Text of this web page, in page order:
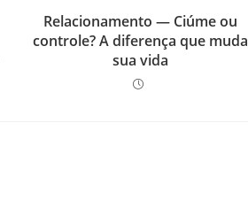
Relacionamento — Ciúme ou
controle? A diferença que muda
sua vida